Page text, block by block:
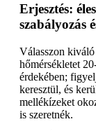
Erjesztés:
szabályozás
Válasszon kiváló
hőmérsékletet
érdekében;
keresztül, és
mellékízeket
is szeretnék.